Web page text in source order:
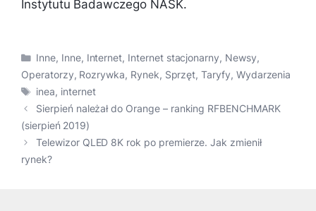
Instytutu Badawczego NASK.
Kategorie
Inne, Inne, Internet, Internet stacjonarny, Newsy,
Operatorzy, Rozrywka, Rynek, Sprzęt,Taryfy, Wydarzenia
Tagi
inea, internet
Sierpień należał do Orange – ranking RFBENCHMARK
(sierpień 2019)
Telewizor QLED 8K rok po premierze. Jak zmienił
rynek?